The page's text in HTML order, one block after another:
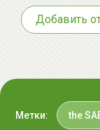
Добавить
Метки: the